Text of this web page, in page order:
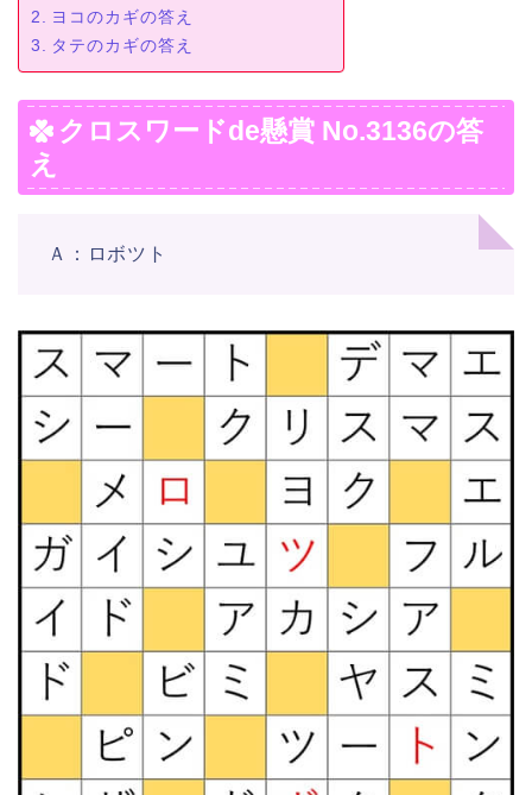
ヨコのカギの答え
タテのカギの答え
クロスワードde懸賞 No.3136の答
え
Ａ：ロボツト